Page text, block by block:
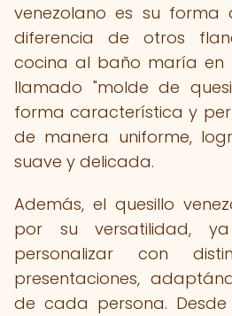
venezolano es su forma
diferencia de otros
cocina al baño maría en
llamado "molde de
forma característica y
de manera uniforme,
suave y delicada.
Además, el quesillo
por su versatilidad,
personalizar con
presentaciones,
de cada persona. Desde